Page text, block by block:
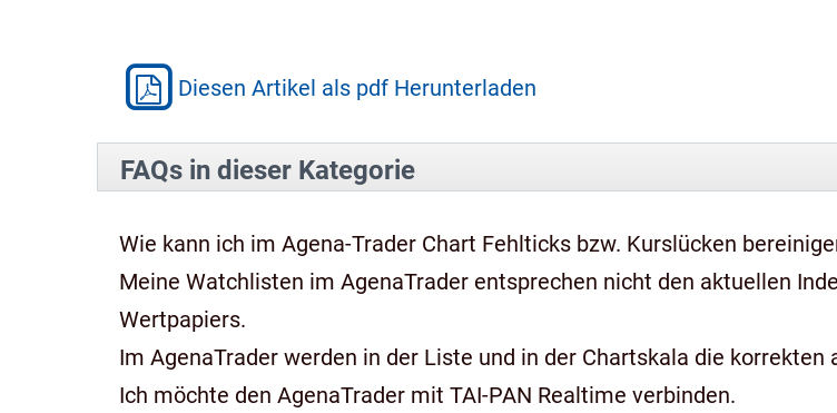
Diesen Artikel als pdf Herunterladen
FAQs in dieser Kategorie
Wie kann ich im Agena-Trader Chart Fehlticks bzw. Kurslücken
Meine Watchlisten im AgenaTrader entsprechen nicht den aktuellen
Wertpapiers.
Im AgenaTrader werden in der Liste und in der Chartskala die
Ich möchte den AgenaTrader mit TAI-PAN Realtime verbinden.